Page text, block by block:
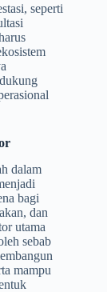
seperti
dalam
bagi
dan
utama
sebab
mampu